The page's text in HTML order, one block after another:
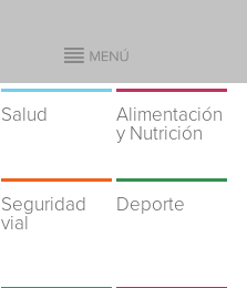
Salud
Alimentación
y Nutrición
Seguridad
vial
Deporte